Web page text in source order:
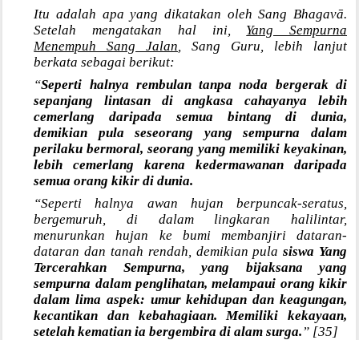
Itu adalah apa yang dikatakan oleh Sang Bhagavā.
Setelah mengatakan hal ini, Yang Sempurna
Menempuh Sang Jalan, Sang Guru, lebih lanjut
berkata sebagai berikut:
“Seperti halnya rembulan tanpa noda bergerak di
sepanjang lintasan di angkasa cahayanya lebih
cemerlang daripada semua bintang di dunia,
demikian pula seseorang yang sempurna dalam
perilaku bermoral, seorang yang memiliki keyakinan,
lebih cemerlang karena kedermawanan daripada
semua orang kikir di dunia.
“Seperti halnya awan hujan berpuncak-seratus,
bergemuruh, di dalam lingkaran halilintar,
menurunkan hujan ke bumi membanjiri dataran-
dataran dan tanah rendah, demikian pulasiswa Yang
Tercerahkan Sempurna, yang bijaksana yang
sempurna dalam penglihatan, melampaui orang kikir
dalam lima aspek: umur kehidupan dan keagungan,
kecantikan dan kebahagiaan. Memiliki kekayaan,
setelah kematian ia bergembira di alam surga.” [35]